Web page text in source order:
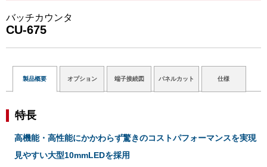
バッチカウンタ
CU-675
製品概要 オプション 端子接続図 パネルカット 仕様
特長
高機能・高性能にかかわらず驚きのコストパフォーマンスを実現
見やすい大型10mmLEDを採用